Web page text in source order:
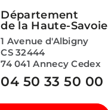
Département
de la Haute-Savoie
1 Avenue d'Albigny
CS 32444
74 041 Annecy Cedex
04 50 33 50 00